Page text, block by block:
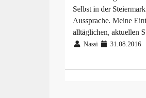
Selbst in der
Aussprache. Meine
alltäglichen, aktuellen
Nassi 31.08.2016